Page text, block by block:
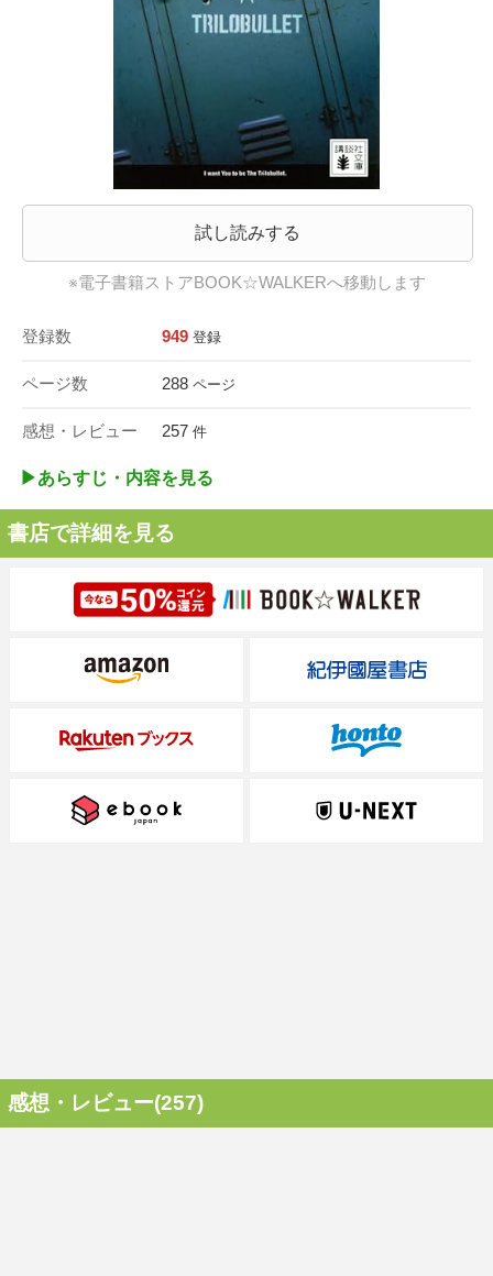
試し読みする
※電子書籍ストアBOOK☆WALKERへ移動します
登録数 949 登録
ページ数 288 ページ
感想・レビュー 257 件
▶︎あらすじ・内容を見る
書店で詳細を見る
感想・レビュー(257)